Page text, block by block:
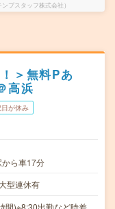
プスタッフ株式会社）
＞無料Pあ
高浜
日が休み
ら車17分
型連休有
)※8:30出勤など時差